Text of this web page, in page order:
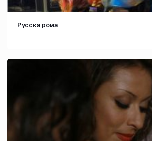
Русска рома